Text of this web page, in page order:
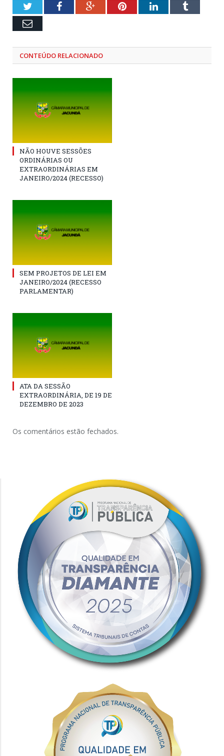
TwitterFacebookGoogle+PinterestLinkedInTumblr
Email
CONTEÚDO RELACIONADO
NÃO HOUVE SESSÕES
ORDINÁRIAS OU
EXTRAORDINÁRIAS EM
JANEIRO/2024 (RECESSO)
SEM PROJETOS DE LEI EM
JANEIRO/2024 (RECESSO
PARLAMENTAR)
ATA DA SESSÃO
EXTRAORDINÁRIA, DE 19 DE
DEZEMBRO DE 2023
Os comentários estão fechados.